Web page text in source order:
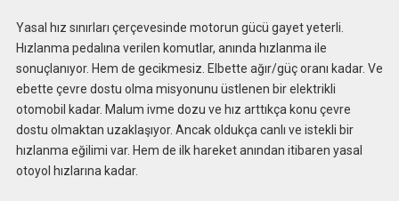
Yasal hız sınırları çerçevesinde motorun gücü gayet yeterli.
Hızlanma pedalına verilen komutlar, anında hızlanma ile
sonuçlanıyor. Hem de gecikmesiz. Elbette ağır/güç oranı kadar. Ve
ebette çevre dostu olma misyonunu üstlenen bir elektrikli
otomobil kadar. Malum ivme dozu ve hız arttıkça konu çevre
dostu olmaktan uzaklaşıyor. Ancak oldukça canlı ve istekli bir
hızlanma eğilimi var. Hem de ilk hareket anından itibaren yasal
otoyol hızlarına kadar.